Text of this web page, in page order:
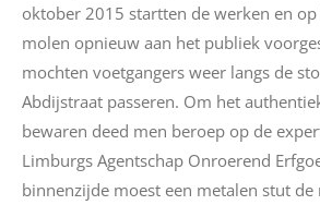
oktober 2015 startten de werken en
molen opnieuw aan het publiek
mochten voetgangers weer langs de
Abdijstraat passeren. Om het
bewaren deed men beroep op de
Limburgs Agentschap Onroerend
binnenzijde moest een metalen stut